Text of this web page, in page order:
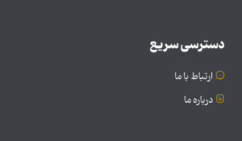
دسترسی سریع
ارتباط با ما
درباره ما